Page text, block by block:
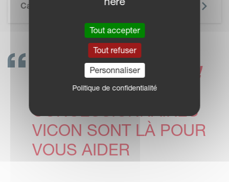
Caractéristiques Techniques
CONTACTEZ-NOUS !
CONCESSIONNAIRES
VICON SONT LÀ POUR
VOUS AIDER
Tout accepter
Tout refuser
Personnaliser
Politique de confidentialité